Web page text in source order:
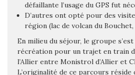
défaillante l’usage du GPS fut
D’autres ont opté pour des
région (lac de volcan du
En milieu du séjour, le groupe
récréation pour un trajet en train
l’Allier entre Monistrol d’Allier et
L’originalité de ce parcours réside